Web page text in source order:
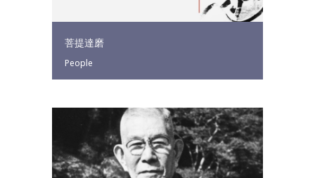
菩提達磨
People